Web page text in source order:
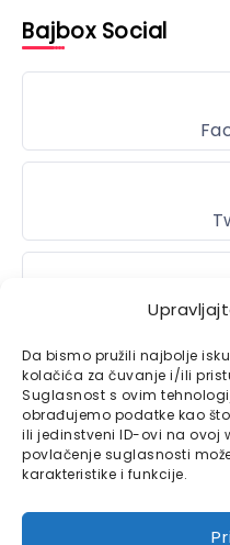
Da bismo pružili najbolje
kolačića za čuvanje i/ili
Suglasnost s ovim
obrađujemo podatke kao
ili jedinstveni ID-ovi na ovoj
povlačenje suglasnosti
karakteristike i funkcije.
Bajbox Social
Linkovi
Kontaktirajte nas